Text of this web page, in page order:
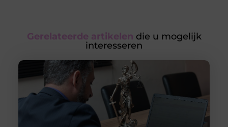
Gerelateerde artikelen die u mogelijk
interesseren